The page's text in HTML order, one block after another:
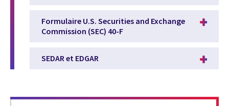
Formulaire U.S. Securities and Exchange
Commission (SEC) 40-F
SEDAR et EDGAR